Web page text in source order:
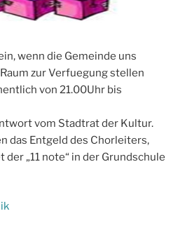
wenn die Gemeinde uns
zur Verfuegung stellen
von 21.00Uhr bis
vom Stadtrat der Kultur.
das Entgeld des Chorleiters,
„11 note“ in der Grundschule